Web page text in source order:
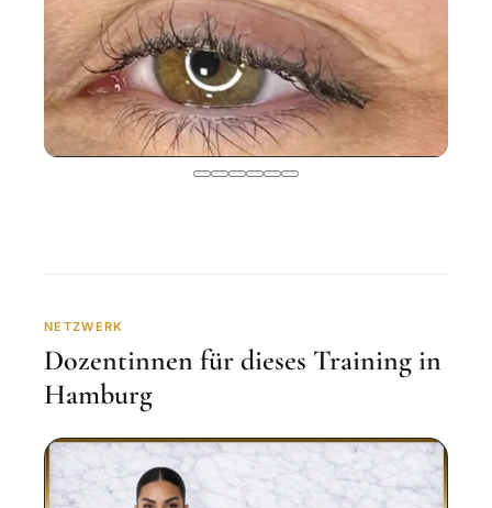
NETZWERK
Dozentinnen für dieses Training in
Hamburg